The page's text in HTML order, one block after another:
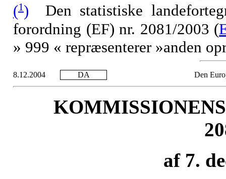
(1 ) Den statistiske
forordning (EF) nr. 2081/2003 (
» 999 « repræsenterer »anden
8.12.2004 DA Den
af 7.